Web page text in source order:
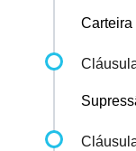
Carteira